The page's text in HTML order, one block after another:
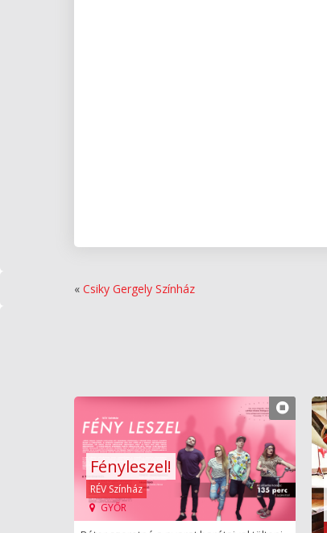
« Csiky Gergely Színház
Fényleszel!
RÉV Színház
GYŐR